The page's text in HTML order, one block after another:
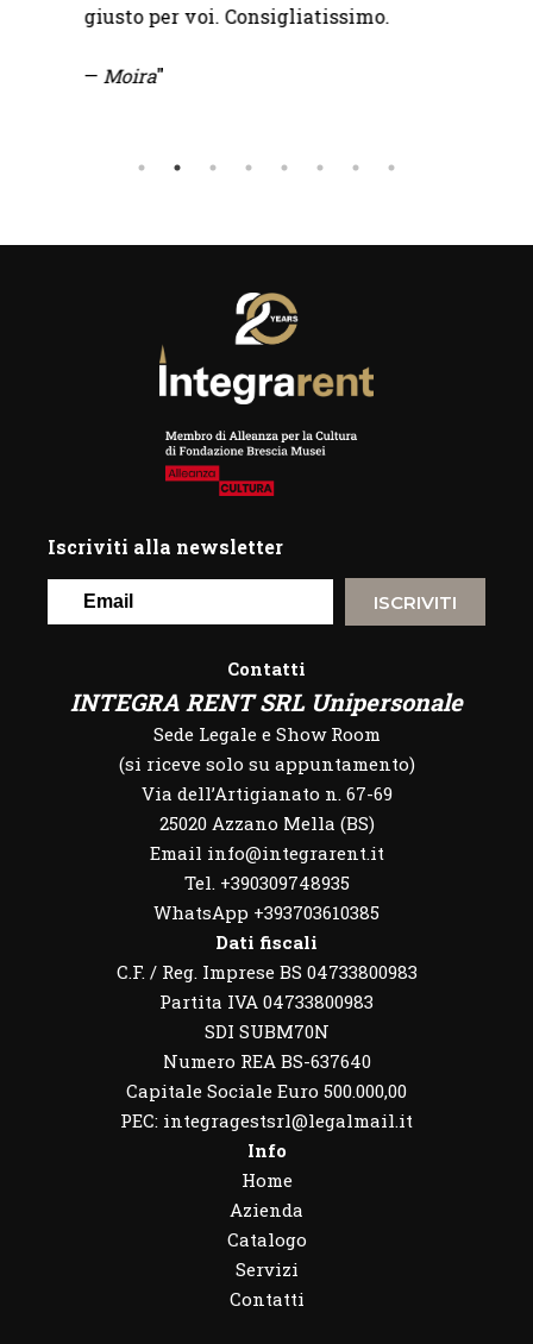
giusto per voi. Consigliatissimo.
Moira"
Iscriviti alla newsletter
ISCRIVITI
Contatti
INTEGRA RENT SRL Unipersonale
Sede Legale e Show Room
(si riceve solo su appuntamento)
Via dell’Artigianato n. 67-69
25020 Azzano Mella (BS)
Email info@integrarent.it
Tel. +390309748935
WhatsApp +393703610385
Dati fiscali
C.F. / Reg. Imprese BS 04733800983
Partita IVA 04733800983
SDI SUBM70N
Numero REA BS-637640
Capitale Sociale Euro 500.000,00
PEC: integragestsrl@legalmail.it
Info
Home
Azienda
Catalogo
Servizi
Contatti